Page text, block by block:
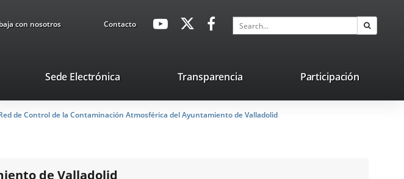
con nosotros ContactoavaHeaderSocial
Link
Link
application.
application.
Search
Sede ElectrónicaLink
external
application.
Transparencia Participación
de Control de la Contaminación Atmosférica del Ayuntamiento de Valladolid
de Valladolid